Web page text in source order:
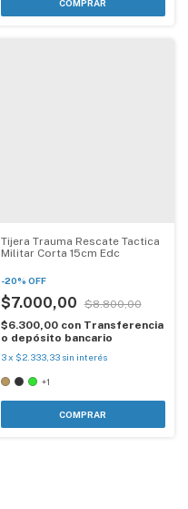
Tijera Trauma Rescate Tactica
Militar Corta 15cm Edc
-20% OFF
$7.000,00
$8.800,00
$6.300,00 con Transferencia
o depósito bancario
3 x $2.333,33 sin interés
+1
COMPRAR